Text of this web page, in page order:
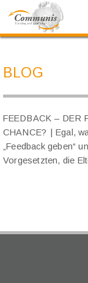
BLOG
FEEDBACK – DER
CHANCE?
Egal,
„Feedback geben“
Vorgesetzten, die